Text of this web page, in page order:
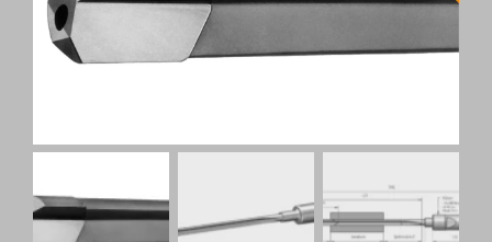
Webshop